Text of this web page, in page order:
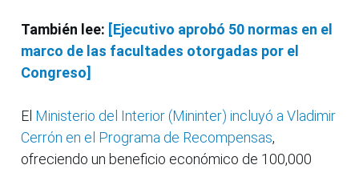
También lee: [Ejecutivo aprobó 50 normas en el
marco de las facultades otorgadas por el
Congreso]
El Ministerio del Interior (Mininter) incluyó a Vladimir
Cerrón en el Programa de Recompensas,
ofreciendo un beneficio económico de 100,000